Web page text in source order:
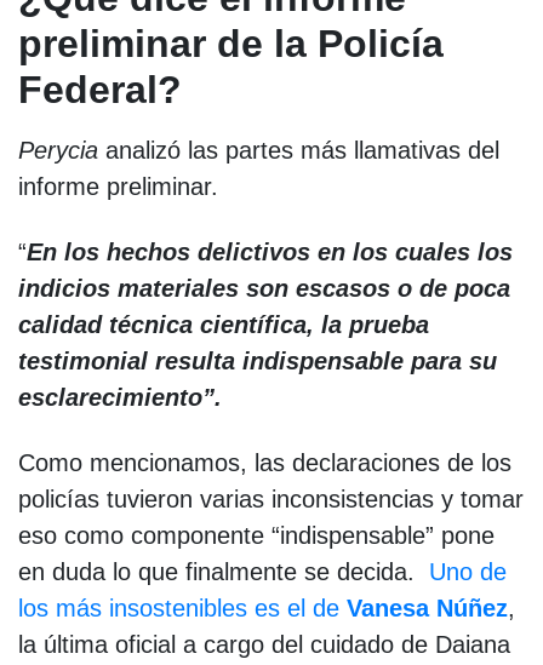
preliminar de la Policía
Federal?
Perycia analizó las partes más llamativas del
informe preliminar.
“En los hechos delictivos en los cuales los
indicios materiales son escasos o de poca
calidad técnica científica, la prueba
testimonial resulta indispensable para su
esclarecimiento”.
Como mencionamos, las declaraciones de los
policías tuvieron varias inconsistencias y tomar
eso como componente “indispensable” pone
en duda lo que finalmente se decida. Uno de
los más insostenibles es el de Vanesa Núñez,
la última oficial a cargo del cuidado de Daiana